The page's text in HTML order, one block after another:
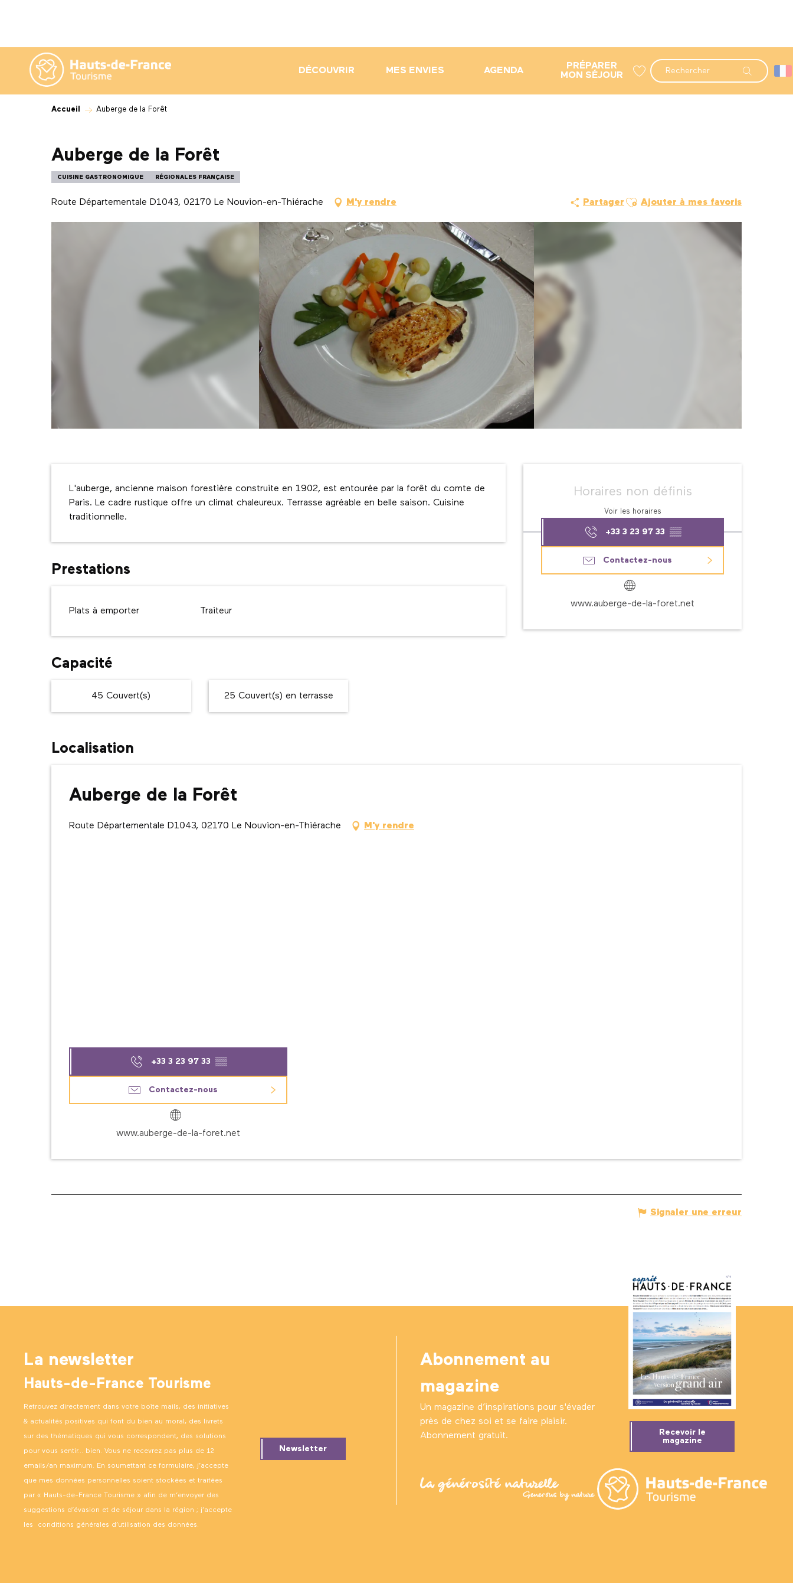
contenu
principal
Recherche
DÉCOUVRIR MES ENVIES AGENDA
PRÉPARER
MON SÉJOUR
Accueil Auberge de la Forêt
Auberge de la Forêt
CUISINE GASTRONOMIQUE RÉGIONALES FRANÇAISE
Route Départementale D1043, 02170 Le Nouvion-en-Thiérache M'y rendre Partager Ajouter aux favoris
Ajouter à mes favoris
Ouverture et
Horaires non définis
Voir les horaires
+33 3 23 97 33 ▒▒
Contactez-nous
www.auberge-de-la-foret.net
Description
L'auberge, ancienne maison forestière construite en 1902, est entourée par la forêt du comte de
Paris. Le cadre rustique offre un climat chaleureux. Terrasse agréable en belle saison. Cuisine
traditionnelle.
Prestations
Plats à emporter Traiteur
Capacité
45 Couvert(s) 25 Couvert(s) en terrasse
Localisation
Auberge de la Forêt
Route Départementale D1043, 02170 Le Nouvion-en-Thiérache M'y rendre
+33 3 23 97 33 ▒▒
Contactez-nous
www.auberge-de-la-foret.net
Signaler une erreur
La newsletter
Hauts-de-France Tourisme
Retrouvez directement dans votre boîte mails, des initiatives
& actualités positives qui font du bien au moral, des livrets
sur des thématiques qui vous correspondent, des solutions
pour vous sentir… bien. Vous ne recevrez pas plus de 12
emails/an maximum. En soumettant ce formulaire, j’accepte
que mes données personnelles soient stockées et traitées
par « Hauts-de-France Tourisme » afin de m’envoyer des
suggestions d’évasion et de séjour dans la région ; j’accepte
les conditions générales d’utilisation des données.
Newsletter
Abonnement au
magazine
Un magazine d’inspirations pour s'évader
près de chez soi et se faire plaisir.
Abonnement gratuit.
Recevoir le
magazine